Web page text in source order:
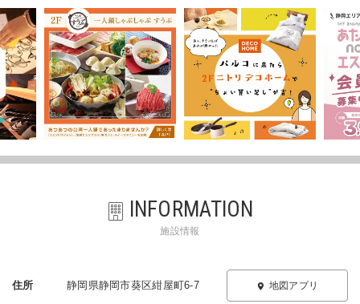
INFORMATION
施設情報
住所 静岡県静岡市葵区紺屋町6-7 地図アプリ